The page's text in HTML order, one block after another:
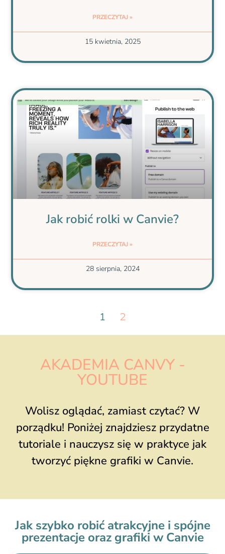
PRZECZYTAJ »
15 kwietnia, 2025
Jak robić rolki w Canvie?
PRZECZYTAJ »
28 sierpnia, 2024
1 2
AKADEMIA CANVY -
YOUTUBE
Wolisz oglądać, zamiast czytać? W
porządku! Poniżej znajdziesz przydatne
tutoriale i nauczysz się w praktyce jak
tworzyć piękne grafiki w Canvie.
Jak szybko robić atrakcyjne i spójne
prezentacje oraz grafiki w Canvie